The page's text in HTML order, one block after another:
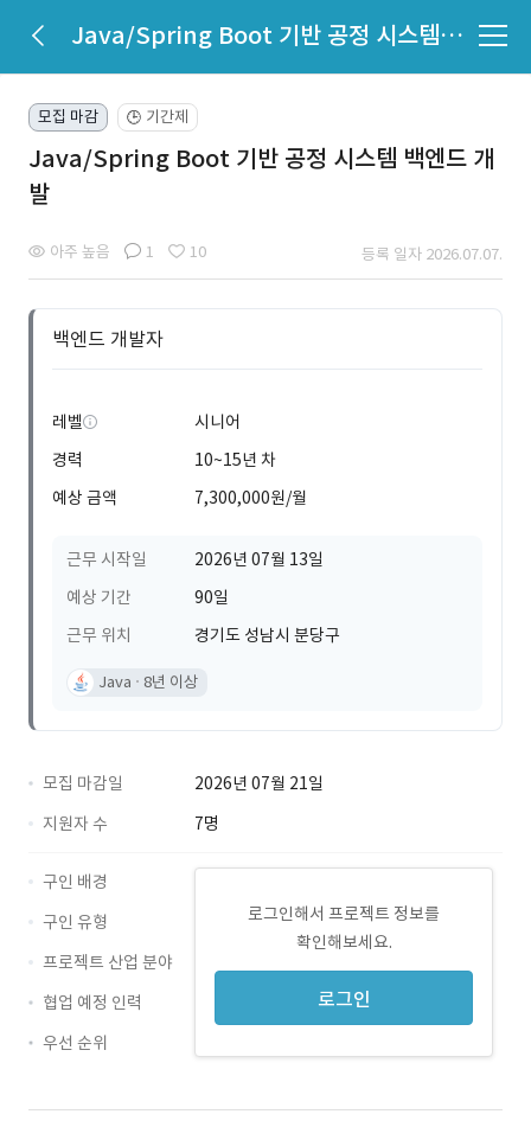
Java/Spring Boot 기반 공정 시스템 백엔드 개발
모집 마감 🕒 기간제
Java/Spring Boot 기반 공정 시스템 백엔드 개
발
아주 높음 1 10 등록 일자 2026.07.07.
백엔드 개발자
레벨
시니어
경력
10~15년 차
예상 금액
7,300,000원/월
근무 시작일
2026년 07월 13일
예상 기간
90일
근무 위치
경기도 성남시 분당구
Java 8년 이상
모집 마감일
2026년 07월 21일
지원자 수
7명
로그인해서 프로젝트 정보를
확인해보세요.
로그인
구인 배경
구인 유형
프로젝트 산업 분야
협업 예정 인력
우선 순위